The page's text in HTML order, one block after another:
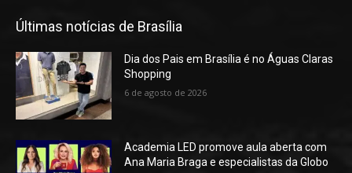
Últimas notícias de Brasília
Dia dos Pais em Brasília é no Águas Claras
Shopping
6 de agosto de 2026
Academia LED promove aula aberta com
Ana Maria Braga e especialistas da Globo